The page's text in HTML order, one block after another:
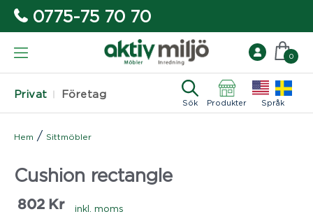
0775-75 70 70
Privat Företag
Sök Produkter Språk
0
Hem / Sittmöbler
Cushion rectangle
802 Kr inkl. moms